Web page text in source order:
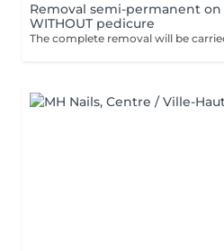
Removal semi-permanent
WITHOUT pedicure